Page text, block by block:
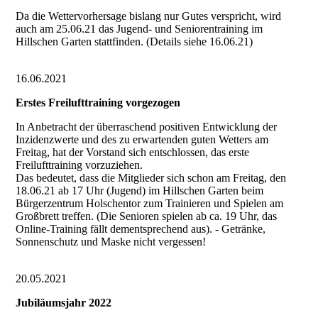
Da die Wettervorhersage bislang nur Gutes verspricht, wird
auch am 25.06.21 das Jugend- und Seniorentraining im
Hillschen Garten stattfinden. (Details siehe 16.06.21)
16.06.2021
Erstes Freilufttraining vorgezogen
In Anbetracht der überraschend positiven Entwicklung der
Inzidenzwerte und des zu erwartenden guten Wetters am
Freitag, hat der Vorstand sich entschlossen, das erste
Freilufttraining vorzuziehen.
Das bedeutet, dass die Mitglieder sich schon am Freitag, den
18.06.21 ab 17 Uhr (Jugend) im Hillschen Garten beim
Bürgerzentrum Holschentor zum Trainieren und Spielen am
Großbrett treffen. (Die Senioren spielen ab ca. 19 Uhr, das
Online-Training fällt dementsprechend aus). - Getränke,
Sonnenschutz und Maske nicht vergessen!
20.05.2021
Jubiläumsjahr 2022